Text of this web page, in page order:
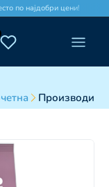
по најдобри цени!
Производи